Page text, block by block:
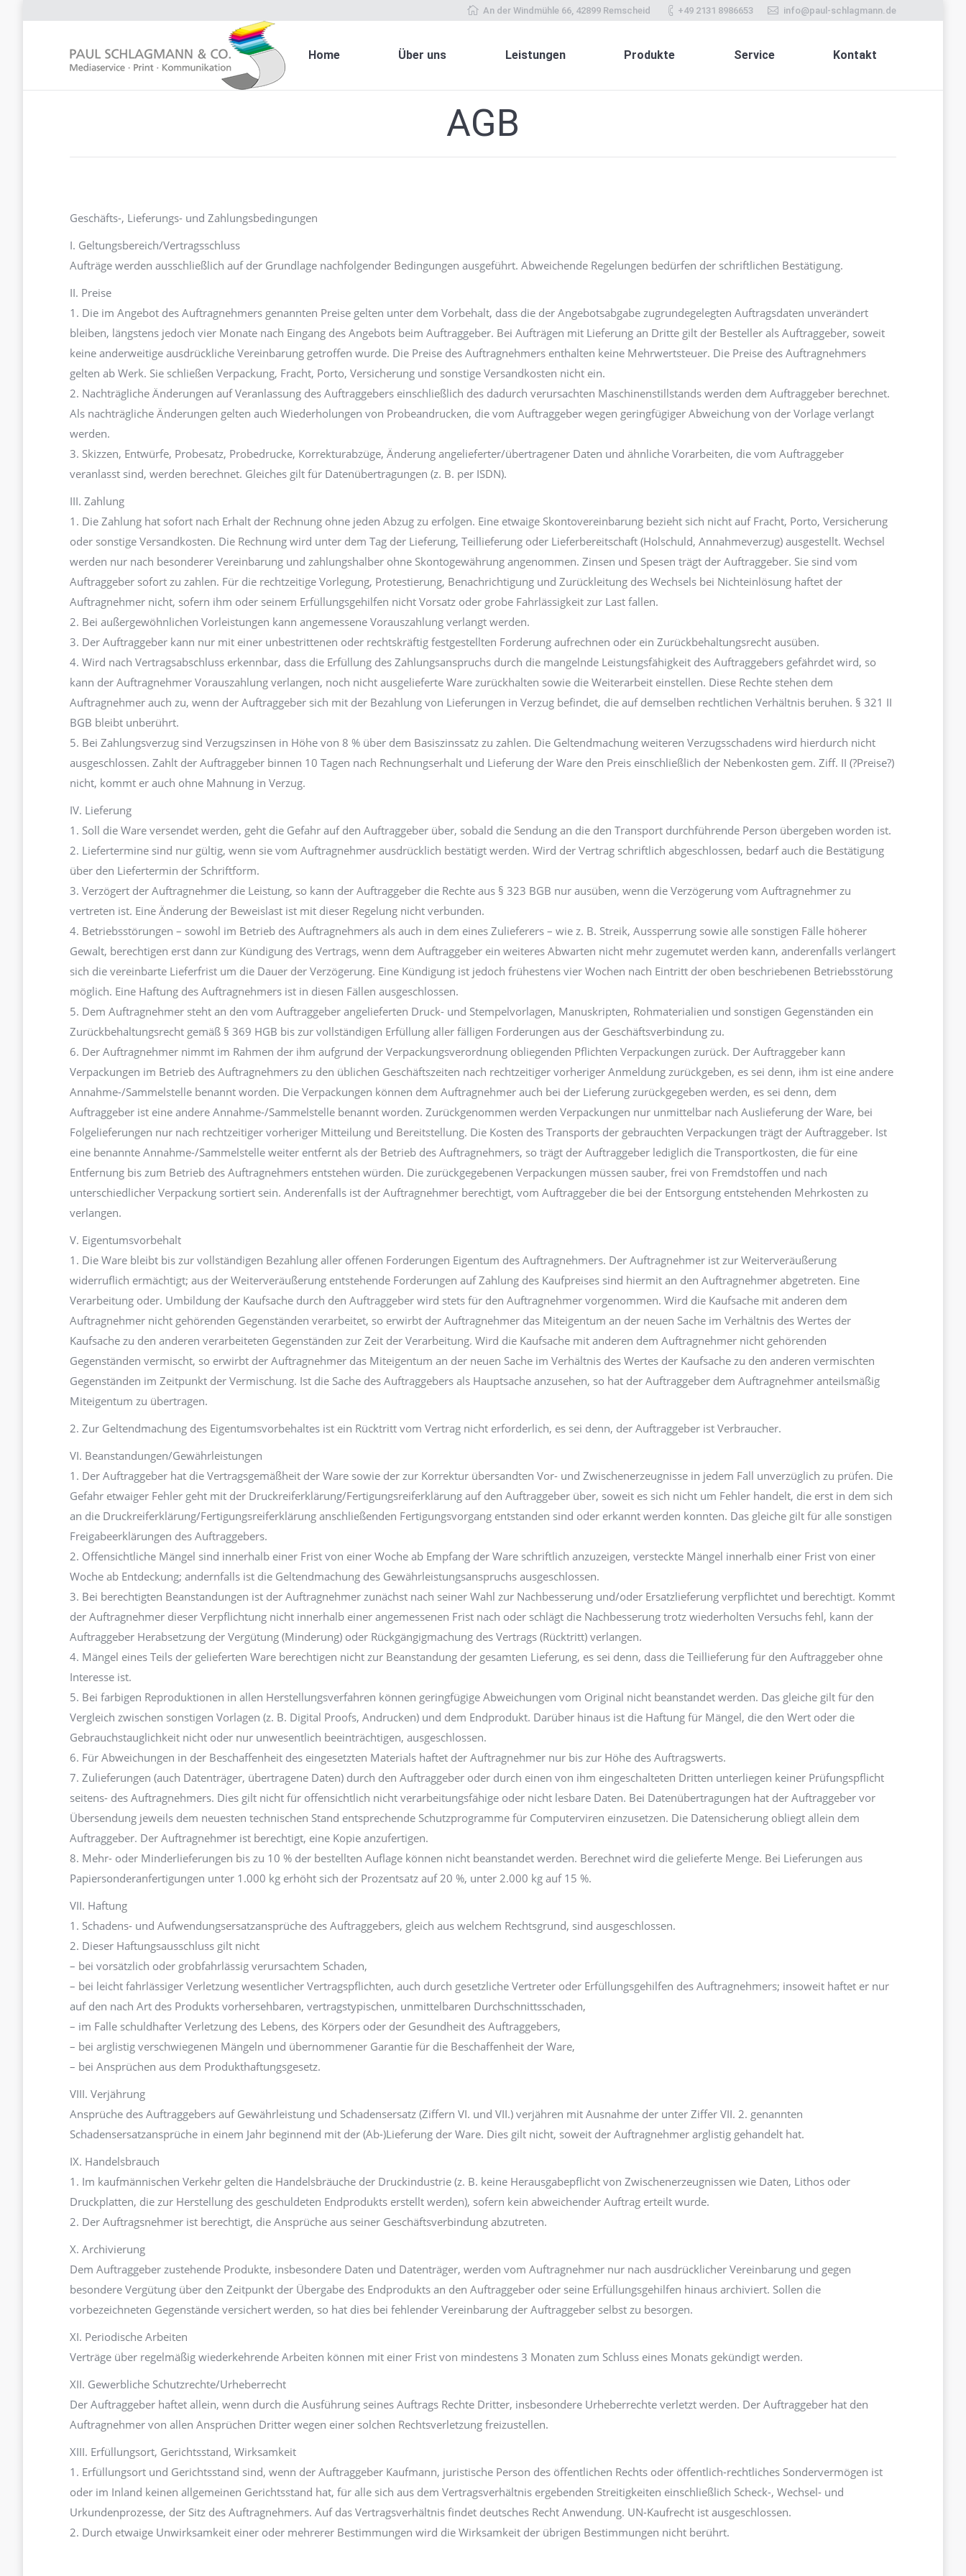
An der Windmühle 66, 42899 Remscheid +49 2131 8986653 info@paul-schlagmann.de
Home Über uns Leistungen Produkte Service Kontakt
AGB
Geschäfts-, Lieferungs- und Zahlungsbedingungen
I. Geltungsbereich/Vertragsschluss
Aufträge werden ausschließlich auf der Grundlage nachfolgender Bedingungen ausgeführt. Abweichende Regelungen bedürfen der schriftlichen Bestätigung.
II. Preise
1. Die im Angebot des Auftragnehmers genannten Preise gelten unter dem Vorbehalt, dass die der Angebotsabgabe zugrundegelegten Auftragsdaten unverändert
bleiben, längstens jedoch vier Monate nach Eingang des Angebots beim Auftraggeber. Bei Aufträgen mit Lieferung an Dritte gilt der Besteller als Auftraggeber, soweit
keine anderweitige ausdrückliche Vereinbarung getroffen wurde. Die Preise des Auftragnehmers enthalten keine Mehrwertsteuer. Die Preise des Auftragnehmers
gelten ab Werk. Sie schließen Verpackung, Fracht, Porto, Versicherung und sonstige Versandkosten nicht ein.
2. Nachträgliche Änderungen auf Veranlassung des Auftraggebers einschließlich des dadurch verursachten Maschinenstillstands werden dem Auftraggeber berechnet.
Als nachträgliche Änderungen gelten auch Wiederholungen von Probeandrucken, die vom Auftraggeber wegen geringfügiger Abweichung von der Vorlage verlangt
werden.
3. Skizzen, Entwürfe, Probesatz, Probedrucke, Korrekturabzüge, Änderung angelieferter/übertragener Daten und ähnliche Vorarbeiten, die vom Auftraggeber
veranlasst sind, werden berechnet. Gleiches gilt für Datenübertragungen (z. B. per ISDN).
III. Zahlung
1. Die Zahlung hat sofort nach Erhalt der Rechnung ohne jeden Abzug zu erfolgen. Eine etwaige Skontovereinbarung bezieht sich nicht auf Fracht, Porto, Versicherung
oder sonstige Versandkosten. Die Rechnung wird unter dem Tag der Lieferung, Teillieferung oder Lieferbereitschaft (Holschuld, Annahmeverzug) ausgestellt. Wechsel
werden nur nach besonderer Vereinbarung und zahlungshalber ohne Skontogewährung angenommen. Zinsen und Spesen trägt der Auftraggeber. Sie sind vom
Auftraggeber sofort zu zahlen. Für die rechtzeitige Vorlegung, Protestierung, Benachrichtigung und Zurückleitung des Wechsels bei Nichteinlösung haftet der
Auftragnehmer nicht, sofern ihm oder seinem Erfüllungsgehilfen nicht Vorsatz oder grobe Fahrlässigkeit zur Last fallen.
2. Bei außergewöhnlichen Vorleistungen kann angemessene Vorauszahlung verlangt werden.
3. Der Auftraggeber kann nur mit einer unbestrittenen oder rechtskräftig festgestellten Forderung aufrechnen oder ein Zurückbehaltungsrecht ausüben.
4. Wird nach Vertragsabschluss erkennbar, dass die Erfüllung des Zahlungsanspruchs durch die mangelnde Leistungsfähigkeit des Auftraggebers gefährdet wird, so
kann der Auftragnehmer Vorauszahlung verlangen, noch nicht ausgelieferte Ware zurückhalten sowie die Weiterarbeit einstellen. Diese Rechte stehen dem
Auftragnehmer auch zu, wenn der Auftraggeber sich mit der Bezahlung von Lieferungen in Verzug befindet, die auf demselben rechtlichen Verhältnis beruhen. § 321 II
BGB bleibt unberührt.
5. Bei Zahlungsverzug sind Verzugszinsen in Höhe von 8 % über dem Basiszinssatz zu zahlen. Die Geltendmachung weiteren Verzugsschadens wird hierdurch nicht
ausgeschlossen. Zahlt der Auftraggeber binnen 10 Tagen nach Rechnungserhalt und Lieferung der Ware den Preis einschließlich der Nebenkosten gem. Ziff. II (?Preise?)
nicht, kommt er auch ohne Mahnung in Verzug.
IV. Lieferung
1. Soll die Ware versendet werden, geht die Gefahr auf den Auftraggeber über, sobald die Sendung an die den Transport durchführende Person übergeben worden ist.
2. Liefertermine sind nur gültig, wenn sie vom Auftragnehmer ausdrücklich bestätigt werden. Wird der Vertrag schriftlich abgeschlossen, bedarf auch die Bestätigung
über den Liefertermin der Schriftform.
3. Verzögert der Auftragnehmer die Leistung, so kann der Auftraggeber die Rechte aus § 323 BGB nur ausüben, wenn die Verzögerung vom Auftragnehmer zu
vertreten ist. Eine Änderung der Beweislast ist mit dieser Regelung nicht verbunden.
4. Betriebsstörungen – sowohl im Betrieb des Auftragnehmers als auch in dem eines Zulieferers – wie z. B. Streik, Aussperrung sowie alle sonstigen Fälle höherer
Gewalt, berechtigen erst dann zur Kündigung des Vertrags, wenn dem Auftraggeber ein weiteres Abwarten nicht mehr zugemutet werden kann, anderenfalls verlängert
sich die vereinbarte Lieferfrist um die Dauer der Verzögerung. Eine Kündigung ist jedoch frühestens vier Wochen nach Eintritt der oben beschriebenen Betriebsstörung
möglich. Eine Haftung des Auftragnehmers ist in diesen Fällen ausgeschlossen.
5. Dem Auftragnehmer steht an den vom Auftraggeber angelieferten Druck- und Stempelvorlagen, Manuskripten, Rohmaterialien und sonstigen Gegenständen ein
Zurückbehaltungsrecht gemäß § 369 HGB bis zur vollständigen Erfüllung aller fälligen Forderungen aus der Geschäftsverbindung zu.
6. Der Auftragnehmer nimmt im Rahmen der ihm aufgrund der Verpackungsverordnung obliegenden Pflichten Verpackungen zurück. Der Auftraggeber kann
Verpackungen im Betrieb des Auftragnehmers zu den üblichen Geschäftszeiten nach rechtzeitiger vorheriger Anmeldung zurückgeben, es sei denn, ihm ist eine andere
Annahme-/Sammelstelle benannt worden. Die Verpackungen können dem Auftragnehmer auch bei der Lieferung zurückgegeben werden, es sei denn, dem
Auftraggeber ist eine andere Annahme-/Sammelstelle benannt worden. Zurückgenommen werden Verpackungen nur unmittelbar nach Auslieferung der Ware, bei
Folgelieferungen nur nach rechtzeitiger vorheriger Mitteilung und Bereitstellung. Die Kosten des Transports der gebrauchten Verpackungen trägt der Auftraggeber. Ist
eine benannte Annahme-/Sammelstelle weiter entfernt als der Betrieb des Auftragnehmers, so trägt der Auftraggeber lediglich die Transportkosten, die für eine
Entfernung bis zum Betrieb des Auftragnehmers entstehen würden. Die zurückgegebenen Verpackungen müssen sauber, frei von Fremdstoffen und nach
unterschiedlicher Verpackung sortiert sein. Anderenfalls ist der Auftragnehmer berechtigt, vom Auftraggeber die bei der Entsorgung entstehenden Mehrkosten zu
verlangen.
V. Eigentumsvorbehalt
1. Die Ware bleibt bis zur vollständigen Bezahlung aller offenen Forderungen Eigentum des Auftragnehmers. Der Auftragnehmer ist zur Weiterveräußerung
widerruflich ermächtigt; aus der Weiterveräußerung entstehende Forderungen auf Zahlung des Kaufpreises sind hiermit an den Auftragnehmer abgetreten. Eine
Verarbeitung oder. Umbildung der Kaufsache durch den Auftraggeber wird stets für den Auftragnehmer vorgenommen. Wird die Kaufsache mit anderen dem
Auftragnehmer nicht gehörenden Gegenständen verarbeitet, so erwirbt der Auftragnehmer das Miteigentum an der neuen Sache im Verhältnis des Wertes der
Kaufsache zu den anderen verarbeiteten Gegenständen zur Zeit der Verarbeitung. Wird die Kaufsache mit anderen dem Auftragnehmer nicht gehörenden
Gegenständen vermischt, so erwirbt der Auftragnehmer das Miteigentum an der neuen Sache im Verhältnis des Wertes der Kaufsache zu den anderen vermischten
Gegenständen im Zeitpunkt der Vermischung. Ist die Sache des Auftraggebers als Hauptsache anzusehen, so hat der Auftraggeber dem Auftragnehmer anteilsmäßig
Miteigentum zu übertragen.
2. Zur Geltendmachung des Eigentumsvorbehaltes ist ein Rücktritt vom Vertrag nicht erforderlich, es sei denn, der Auftraggeber ist Verbraucher.
VI. Beanstandungen/Gewährleistungen
1. Der Auftraggeber hat die Vertragsgemäßheit der Ware sowie der zur Korrektur übersandten Vor- und Zwischenerzeugnisse in jedem Fall unverzüglich zu prüfen. Die
Gefahr etwaiger Fehler geht mit der Druckreiferklärung/Fertigungsreiferklärung auf den Auftraggeber über, soweit es sich nicht um Fehler handelt, die erst in dem sich
an die Druckreiferklärung/Fertigungsreiferklärung anschließenden Fertigungsvorgang entstanden sind oder erkannt werden konnten. Das gleiche gilt für alle sonstigen
Freigabeerklärungen des Auftraggebers.
2. Offensichtliche Mängel sind innerhalb einer Frist von einer Woche ab Empfang der Ware schriftlich anzuzeigen, versteckte Mängel innerhalb einer Frist von einer
Woche ab Entdeckung; andernfalls ist die Geltendmachung des Gewährleistungsanspruchs ausgeschlossen.
3. Bei berechtigten Beanstandungen ist der Auftragnehmer zunächst nach seiner Wahl zur Nachbesserung und/oder Ersatzlieferung verpflichtet und berechtigt. Kommt
der Auftragnehmer dieser Verpflichtung nicht innerhalb einer angemessenen Frist nach oder schlägt die Nachbesserung trotz wiederholten Versuchs fehl, kann der
Auftraggeber Herabsetzung der Vergütung (Minderung) oder Rückgängigmachung des Vertrags (Rücktritt) verlangen.
4. Mängel eines Teils der gelieferten Ware berechtigen nicht zur Beanstandung der gesamten Lieferung, es sei denn, dass die Teillieferung für den Auftraggeber ohne
Interesse ist.
5. Bei farbigen Reproduktionen in allen Herstellungsverfahren können geringfügige Abweichungen vom Original nicht beanstandet werden. Das gleiche gilt für den
Vergleich zwischen sonstigen Vorlagen (z. B. Digital Proofs, Andrucken) und dem Endprodukt. Darüber hinaus ist die Haftung für Mängel, die den Wert oder die
Gebrauchstauglichkeit nicht oder nur unwesentlich beeinträchtigen, ausgeschlossen.
6. Für Abweichungen in der Beschaffenheit des eingesetzten Materials haftet der Auftragnehmer nur bis zur Höhe des Auftragswerts.
7. Zulieferungen (auch Datenträger, übertragene Daten) durch den Auftraggeber oder durch einen von ihm eingeschalteten Dritten unterliegen keiner Prüfungspflicht
seitens- des Auftragnehmers. Dies gilt nicht für offensichtlich nicht verarbeitungsfähige oder nicht lesbare Daten. Bei Datenübertragungen hat der Auftraggeber vor
Übersendung jeweils dem neuesten technischen Stand entsprechende Schutzprogramme für Computerviren einzusetzen. Die Datensicherung obliegt allein dem
Auftraggeber. Der Auftragnehmer ist berechtigt, eine Kopie anzufertigen.
8. Mehr- oder Minderlieferungen bis zu 10 % der bestellten Auflage können nicht beanstandet werden. Berechnet wird die gelieferte Menge. Bei Lieferungen aus
Papiersonderanfertigungen unter 1.000 kg erhöht sich der Prozentsatz auf 20 %, unter 2.000 kg auf 15 %.
VII. Haftung
1. Schadens- und Aufwendungsersatzansprüche des Auftraggebers, gleich aus welchem Rechtsgrund, sind ausgeschlossen.
2. Dieser Haftungsausschluss gilt nicht
– bei vorsätzlich oder grobfahrlässig verursachtem Schaden,
– bei leicht fahrlässiger Verletzung wesentlicher Vertragspflichten, auch durch gesetzliche Vertreter oder Erfüllungsgehilfen des Auftragnehmers; insoweit haftet er nur
auf den nach Art des Produkts vorhersehbaren, vertragstypischen, unmittelbaren Durchschnittsschaden,
– im Falle schuldhafter Verletzung des Lebens, des Körpers oder der Gesundheit des Auftraggebers,
– bei arglistig verschwiegenen Mängeln und übernommener Garantie für die Beschaffenheit der Ware,
– bei Ansprüchen aus dem Produkthaftungsgesetz.
VIII. Verjährung
Ansprüche des Auftraggebers auf Gewährleistung und Schadensersatz (Ziffern VI. und VII.) verjähren mit Ausnahme der unter Ziffer VII. 2. genannten
Schadensersatzansprüche in einem Jahr beginnend mit der (Ab-)Lieferung der Ware. Dies gilt nicht, soweit der Auftragnehmer arglistig gehandelt hat.
IX. Handelsbrauch
1. Im kaufmännischen Verkehr gelten die Handelsbräuche der Druckindustrie (z. B. keine Herausgabepflicht von Zwischenerzeugnissen wie Daten, Lithos oder
Druckplatten, die zur Herstellung des geschuldeten Endprodukts erstellt werden), sofern kein abweichender Auftrag erteilt wurde.
2. Der Auftragsnehmer ist berechtigt, die Ansprüche aus seiner Geschäftsverbindung abzutreten.
X. Archivierung
Dem Auftraggeber zustehende Produkte, insbesondere Daten und Datenträger, werden vom Auftragnehmer nur nach ausdrücklicher Vereinbarung und gegen
besondere Vergütung über den Zeitpunkt der Übergabe des Endprodukts an den Auftraggeber oder seine Erfüllungsgehilfen hinaus archiviert. Sollen die
vorbezeichneten Gegenstände versichert werden, so hat dies bei fehlender Vereinbarung der Auftraggeber selbst zu besorgen.
XI. Periodische Arbeiten
Verträge über regelmäßig wiederkehrende Arbeiten können mit einer Frist von mindestens 3 Monaten zum Schluss eines Monats gekündigt werden.
XII. Gewerbliche Schutzrechte/Urheberrecht
Der Auftraggeber haftet allein, wenn durch die Ausführung seines Auftrags Rechte Dritter, insbesondere Urheberrechte verletzt werden. Der Auftraggeber hat den
Auftragnehmer von allen Ansprüchen Dritter wegen einer solchen Rechtsverletzung freizustellen.
XIII. Erfüllungsort, Gerichtsstand, Wirksamkeit
1. Erfüllungsort und Gerichtsstand sind, wenn der Auftraggeber Kaufmann, juristische Person des öffentlichen Rechts oder öffentlich-rechtliches Sondervermögen ist
oder im Inland keinen allgemeinen Gerichtsstand hat, für alle sich aus dem Vertragsverhältnis ergebenden Streitigkeiten einschließlich Scheck-, Wechsel- und
Urkundenprozesse, der Sitz des Auftragnehmers. Auf das Vertragsverhältnis findet deutsches Recht Anwendung. UN-Kaufrecht ist ausgeschlossen.
2. Durch etwaige Unwirksamkeit einer oder mehrerer Bestimmungen wird die Wirksamkeit der übrigen Bestimmungen nicht berührt.